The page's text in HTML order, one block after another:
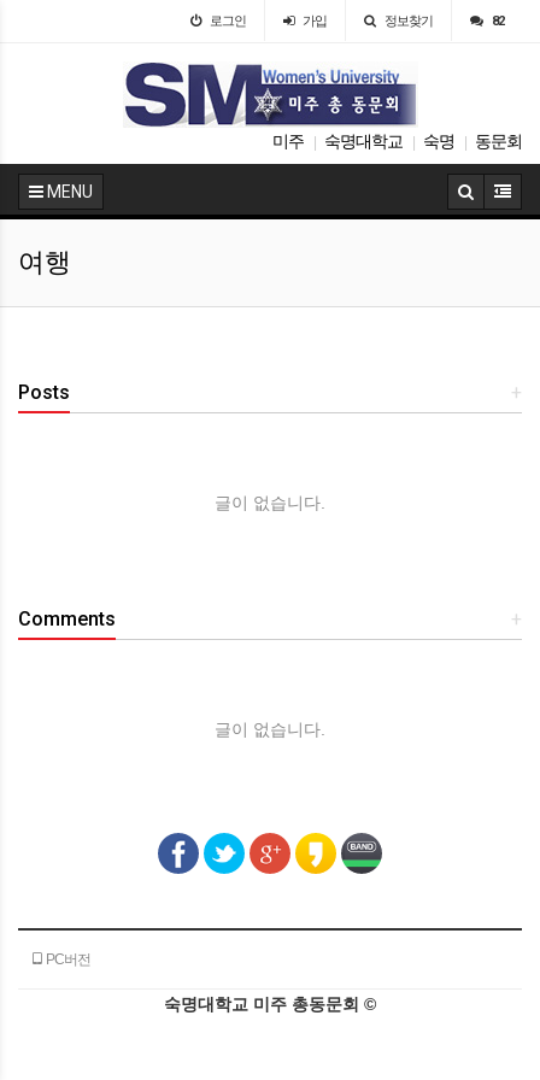
로그인 가입 정보찾기 82
미주 숙명대학교 숙명 동문회
MENU
여행
+
Posts
글이 없습니다.
+
Comments
글이 없습니다.
PC버전
숙명대학교 미주 총동문회 ©